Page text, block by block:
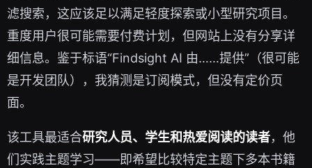
滤搜索，这应该足以满足轻度探索或小型研究项目。
重度用户很可能需要付费计划，但网站上没有分享详
细信息。鉴于标语“Findsight AI 由……提供”（很可能
是开发团队），我猜测是订阅模式，但没有定价页
面。
该工具最适合研究人员、学生和热爱阅读的读者，他
们实践主题学习——即希望比较特定主题下多本书籍